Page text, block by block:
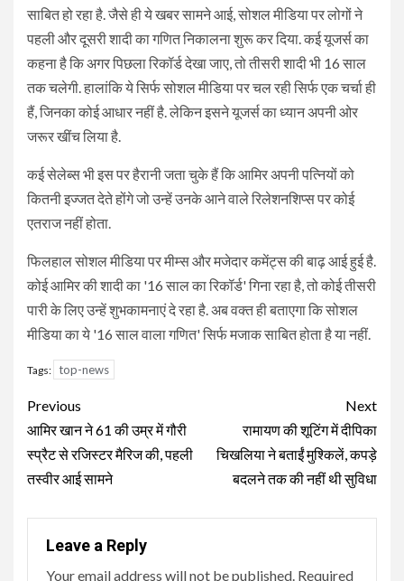
साबित हो रहा है. जैसे ही ये खबर सामने आई, सोशल मीडिया पर लोगों ने
पहली और दूसरी शादी का गणित निकालना शुरू कर दिया. कई यूजर्स का
कहना है कि अगर पिछला रिकॉर्ड देखा जाए, तो तीसरी शादी भी 16 साल
तक चलेगी. हालांकि ये सिर्फ सोशल मीडिया पर चल रही सिर्फ एक चर्चा ही
हैं, जिनका कोई आधार नहीं है. लेकिन इसने यूजर्स का ध्यान अपनी ओर
जरूर खींच लिया है.
कई सेलेब्स भी इस पर हैरानी जता चुके हैं कि आमिर अपनी पत्नियों को
कितनी इज्जत देते होंगे जो उन्हें उनके आने वाले रिलेशनशिप्स पर कोई
एतराज नहीं होता.
फिलहाल सोशल मीडिया पर मीम्स और मजेदार कमेंट्स की बाढ़ आई हुई है.
कोई आमिर की शादी का '16 साल का रिकॉर्ड' गिना रहा है, तो कोई तीसरी
पारी के लिए उन्हें शुभकामनाएं दे रहा है. अब वक्त ही बताएगा कि सोशल
मीडिया का ये '16 साल वाला गणित' सिर्फ मजाक साबित होता है या नहीं.
Tags: top-news
Continue
Reading
Previous
आमिर खान ने 61 की उम्र में गौरी
स्प्रैट से रजिस्टर मैरिज की, पहली
तस्वीर आई सामने
Next
रामायण की शूटिंग में दीपिका
चिखलिया ने बताईं मुश्किलें, कपड़े
बदलने तक की नहीं थी सुविधा
Leave a Reply
Your email address will not be published. Required